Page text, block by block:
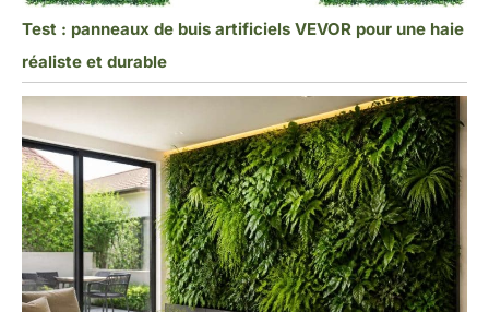
Test : panneaux de buis artificiels VEVOR pour une haie
réaliste et durable